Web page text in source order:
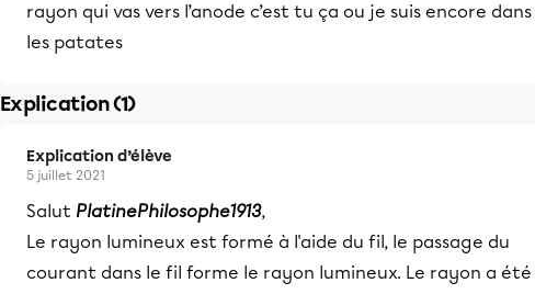
rayon qui vas vers l’anode c’est tu ça ou je suis encore dans
les patates
Explication (1)
Explication d’élève
5 juillet 2021
Salut PlatinePhilosophe1913,
Le rayon lumineux est formé à l'aide du fil, le passage du
courant dans le fil forme le rayon lumineux. Le rayon a été